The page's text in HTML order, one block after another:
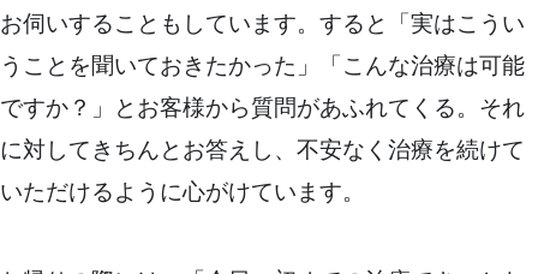
お伺いすることもしています。すると「実はこうい
うことを聞いておきたかった」「こんな治療は可能
ですか？」とお客様から質問があふれてくる。それ
に対してきちんとお答えし、不安なく治療を続けて
いただけるように心がけています。